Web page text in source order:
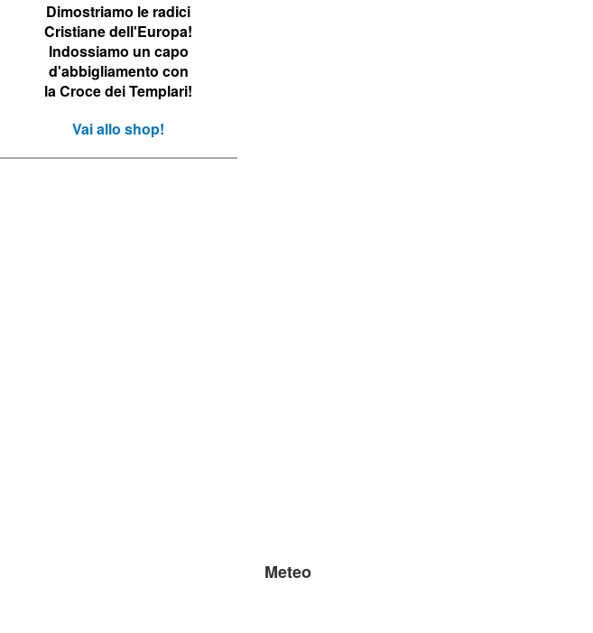
Dimostriamo le radici
Cristiane dell'Europa!
Indossiamo un capo
d'abbigliamento con
la Croce dei Templari!
Vai allo shop!
Meteo